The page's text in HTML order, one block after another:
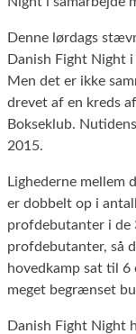
Denne lørdags
Danish Fight Night
Men det er ikke
drevet af en kreds
Bokseklub.
2015.
Lighederne mellem
er dobbelt op i
profdebutanter i de
profdebutanter, så
hovedkamp sat til 6
meget begrænset
Danish Fight Night